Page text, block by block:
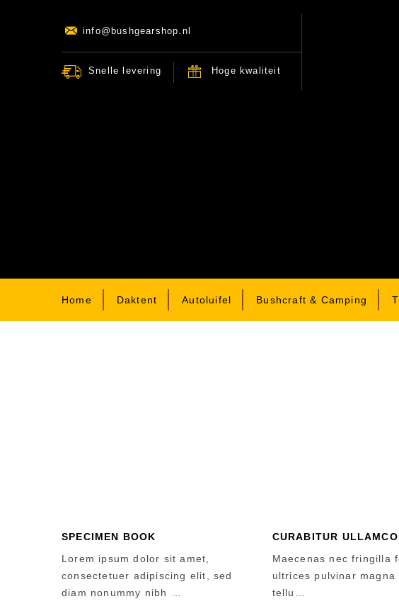
info@bushgearshop.nl
Snelle levering Hoge kwaliteit
Home Daktent Autoluifel Bushcraft & Camping
SPECIMEN BOOK
Lorem ipsum dolor sit amet,
consectetuer adipiscing elit, sed
diam nonummy nibh …
CURABITUR
Maecenas nec fringilla
ultrices pulvinar
tellu…